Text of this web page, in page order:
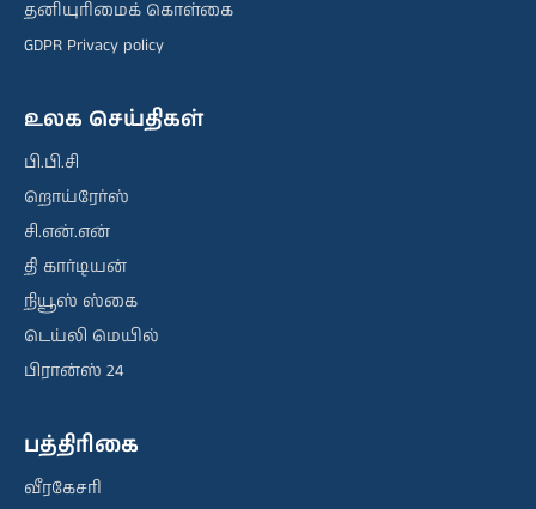
தனியுரிமைக் கொள்கை
GDPR Privacy policy
உலக செய்திகள்
பி.பி.சி
றொய்ரேர்ஸ்
சி.என்.என்
தி கார்டியன்
நியூஸ் ஸ்கை
டெய்லி மெயில்
பிரான்ஸ் 24
பத்திரிகை
வீரகேசரி